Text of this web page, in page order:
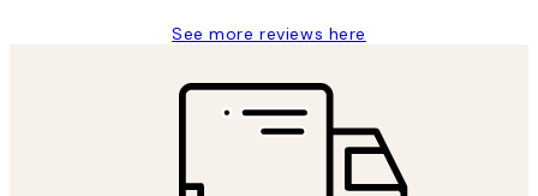
See more reviews here